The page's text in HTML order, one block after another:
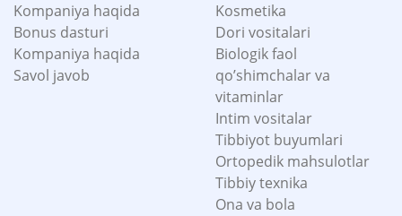
Kompaniya haqida
Bonus dasturi
Kompaniya haqida
Savol javob
Kosmetika
Dori vositalari
Biologik faol
qo’shimchalar va
vitaminlar
Intim vositalar
Tibbiyot buyumlari
Ortopedik mahsulotlar
Tibbiy texnika
Ona va bola